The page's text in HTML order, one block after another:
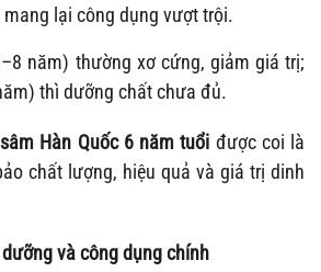
lại công dụng vượt trội.
năm) thường xơ cứng, giảm giá trị;
thì dưỡng chất chưa đủ.
Hàn Quốc 6 năm tuổi được coi là
chất lượng, hiệu quả và giá trị dinh
và công dụng chính